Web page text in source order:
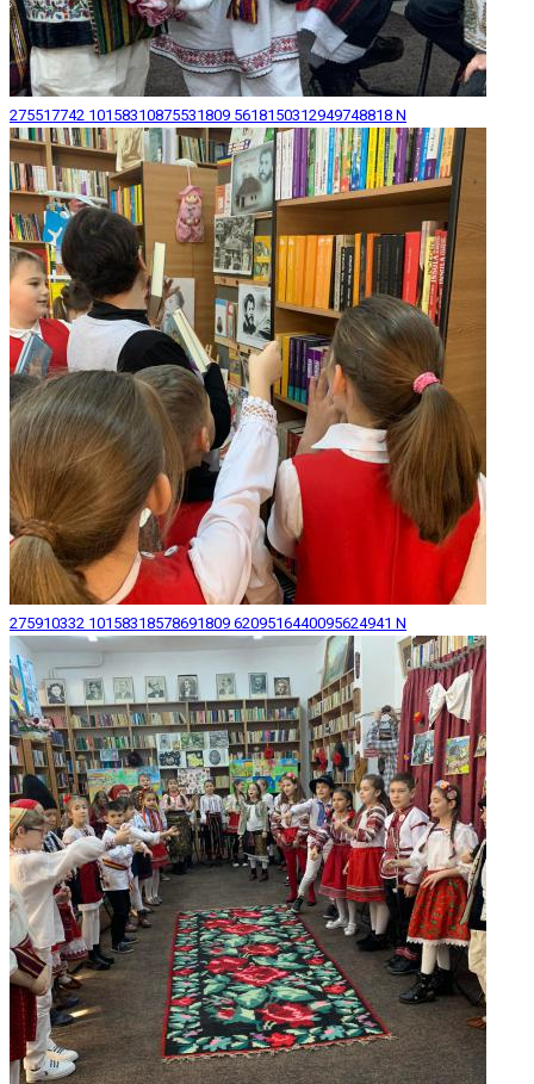
275517742 10158310875531809 5618150312949748818 N
275910332 10158318578691809 6209516440095624941 N